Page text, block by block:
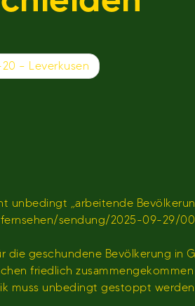
– Leverkusen
unbedingt „arbeitende
sendung/2025-09-29/
geschundene Bevölkerung in
friedlich
muss unbedingt gestoppt